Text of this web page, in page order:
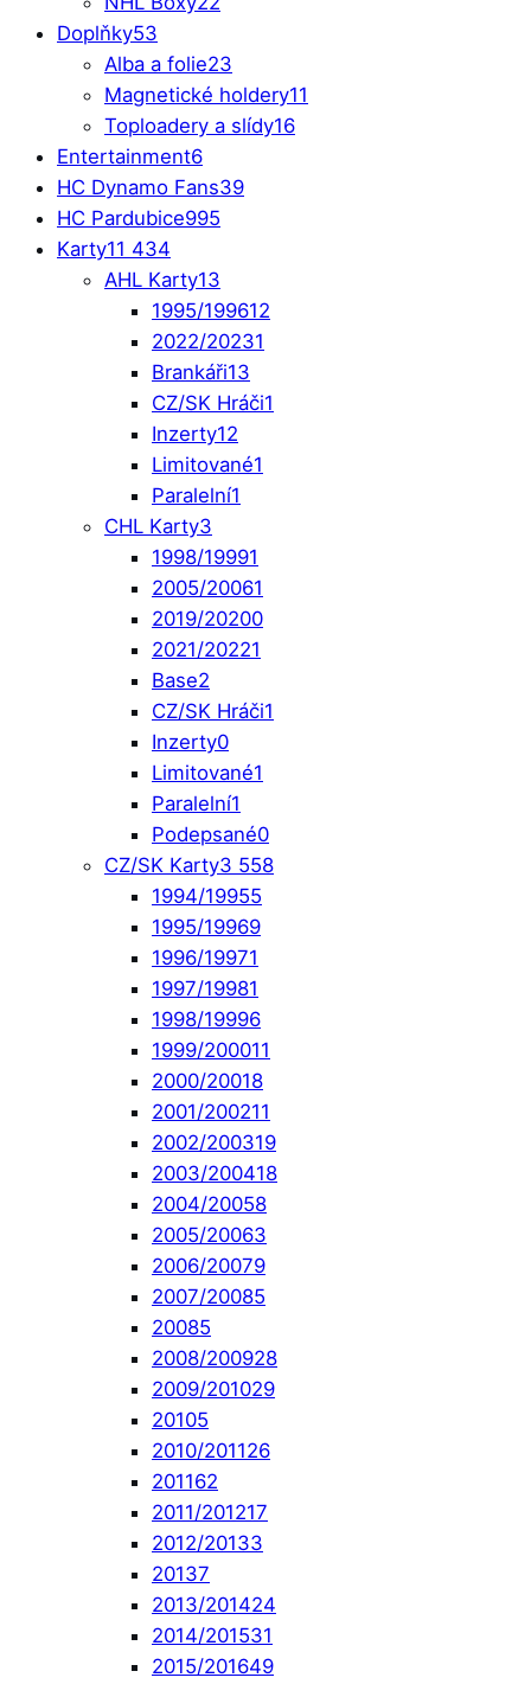
Doplňky53
Alba a folie23
Magnetické holdery11
Toploadery a slídy16
Entertainment6
HC Dynamo Fans39
HC Pardubice995
Karty11 434
AHL Karty13
1995/199612
2022/20231
Brankáři13
CZ/SK Hráči1
Inzerty12
Limitované1
Paralelní1
CHL Karty3
1998/19991
2005/20061
2019/20200
2021/20221
Base2
CZ/SK Hráči1
Inzerty0
Limitované1
Paralelní1
Podepsané0
CZ/SK Karty3 558
1994/19955
1995/19969
1996/19971
1997/19981
1998/19996
1999/200011
2000/20018
2001/200211
2002/200319
2003/200418
2004/20058
2005/20063
2006/20079
2007/20085
20085
2008/200928
2009/201029
20105
2010/201126
201162
2011/201217
2012/20133
20137
2013/201424
2014/201531
2015/201649